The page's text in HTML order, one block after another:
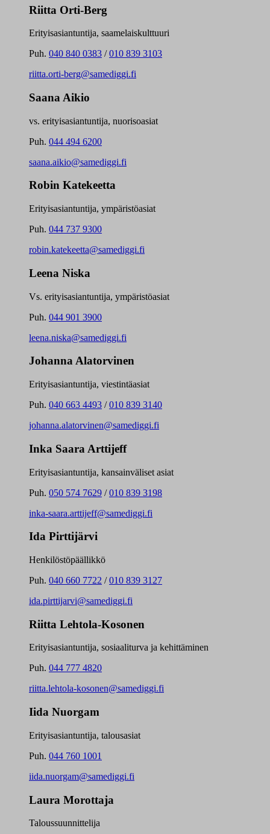
Riitta Orti-Berg
Erityisasiantuntija, saamelaiskulttuuri
Puh. 040 840 0383 /010 839 3103
riitta.orti-berg@samediggi.fi
Saana Aikio
vs. erityisasiantuntija, nuorisoasiat
Puh. 044 494 6200
saana.aikio@samediggi.fi
Robin Katekeetta
Erityisasiantuntija, ympäristöasiat
Puh. 044 737 9300
robin.katekeetta@samediggi.fi
Leena Niska
Vs. erityisasiantuntija, ympäristöasiat
Puh. 044 901 3900
leena.niska@samediggi.fi
Johanna Alatorvinen
Erityisasiantuntija, viestintäasiat
Puh. 040 663 4493 /010 839 3140
johanna.alatorvinen@samediggi.fi
Inka Saara Arttijeff
Erityisasiantuntija, kansainväliset asiat
Puh. 050 574 7629 /010 839 3198
inka-saara.arttijeff@samediggi.fi
Ida Pirttijärvi
Henkilöstöpäällikkö
Puh. 040 660 7722 /010 839 3127
ida.pirttijarvi@samediggi.fi
Riitta Lehtola-Kosonen
Erityisasiantuntija, sosiaaliturva ja kehittäminen
Puh. 044 777 4820
riitta.lehtola-kosonen@samediggi.fi
Iida Nuorgam
Erityisasiantuntija, talousasiat
Puh. 044 760 1001
iida.nuorgam@samediggi.fi
Laura Morottaja
Taloussuunnittelija